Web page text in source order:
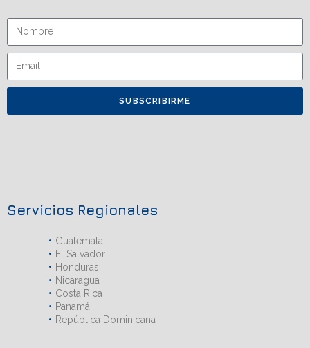
SUBSCRIBIRME
Servicios Regionales
Guatemala
El Salvador
Honduras
Nicaragua
Costa Rica
Panamá
República Dominicana